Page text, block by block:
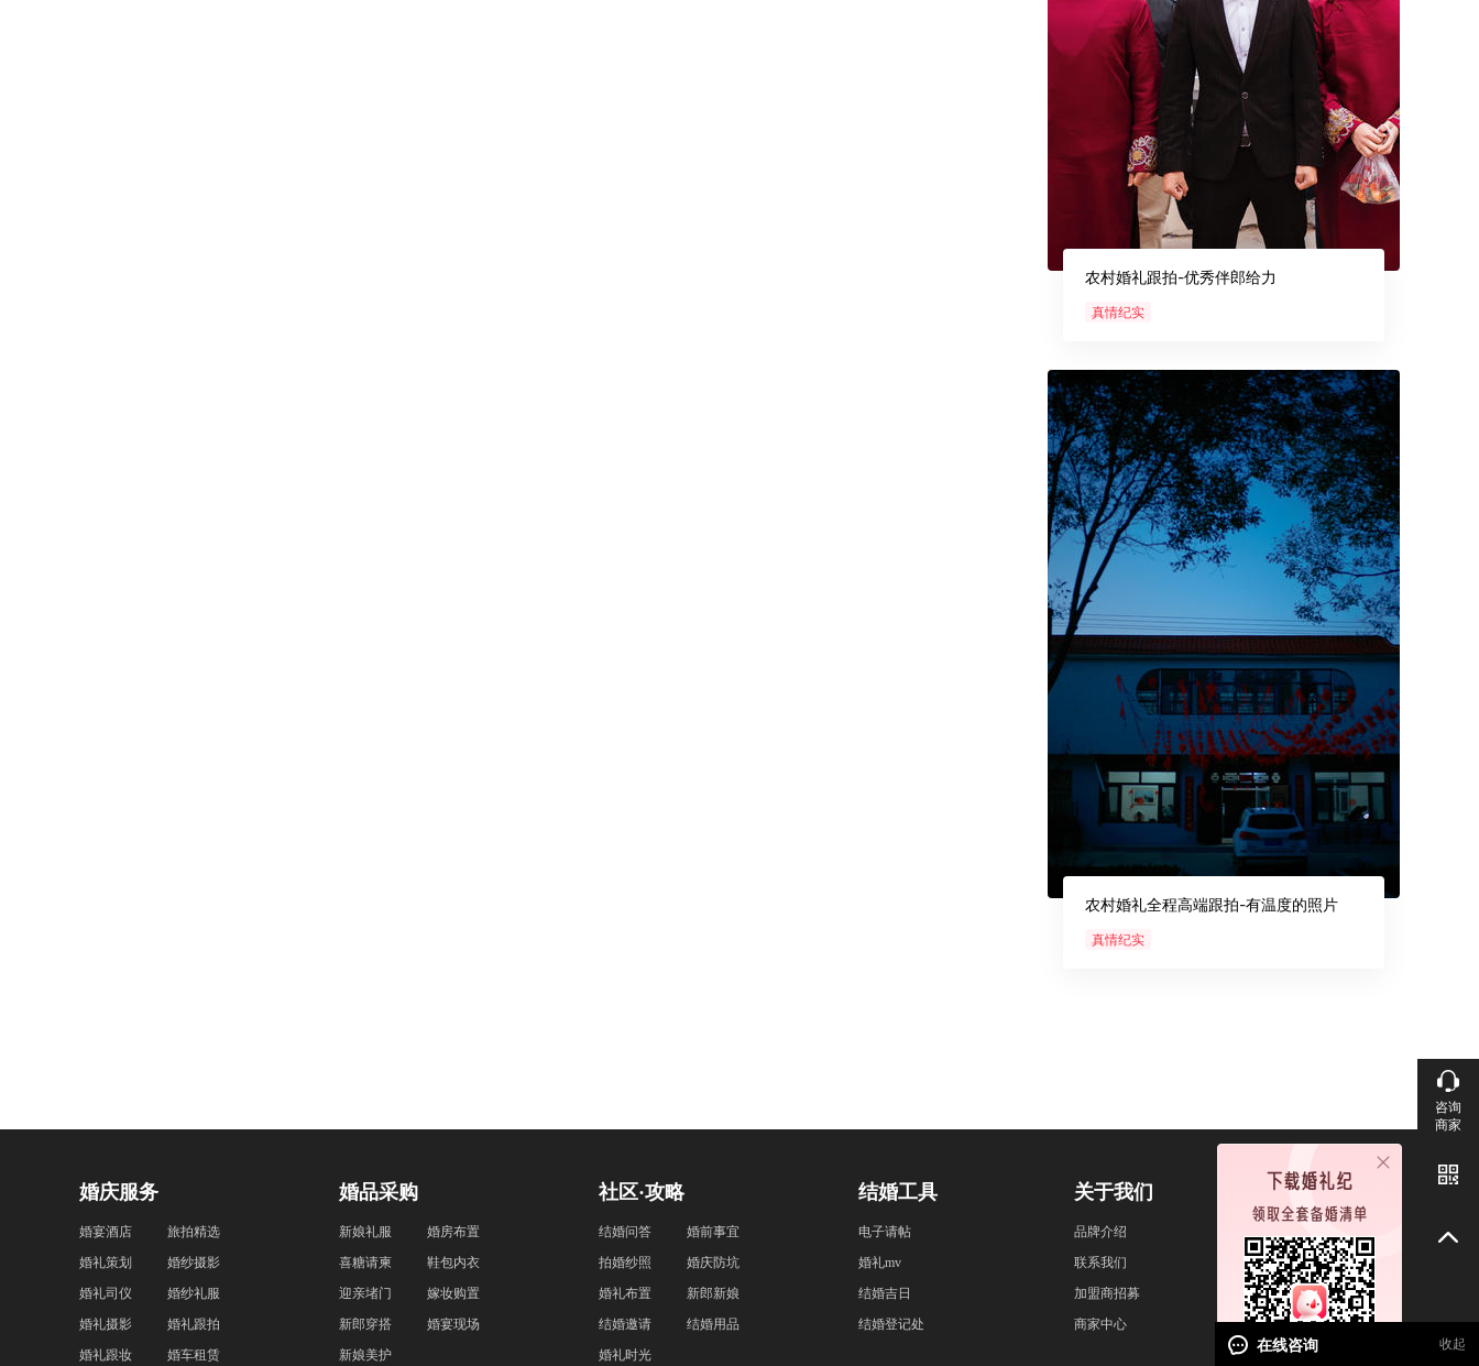
农村婚礼跟拍-优秀伴郎给力
真情纪实
农村婚礼全程高端跟拍-有温度的照片
真情纪实
婚庆服务
婚宴酒店
旅拍精选
婚礼策划
婚纱摄影
婚礼司仪
婚纱礼服
婚礼摄影
婚礼跟拍
婚礼跟妆
婚车租赁
婚品采购
新娘礼服
婚房布置
喜糖请柬
鞋包内衣
迎亲堵门
嫁妆购置
新郎穿搭
婚宴现场
新娘美护
社区·攻略
结婚问答
婚前事宜
拍婚纱照
婚庆防坑
婚礼布置
新郎新娘
结婚邀请
结婚用品
婚礼时光
结婚工具
电子请帖
婚礼mv
结婚吉日
结婚登记处
关于我们
品牌介绍
联系我们
加盟商招募
商家中心
婚礼纪APP
咨询
商家
在线咨询 收起